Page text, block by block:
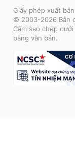
Giấy phép xuất
© 2003-2026 Bản
Cấm sao chép
bằng văn bản.